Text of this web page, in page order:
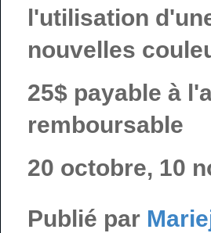
l'utilisation
nouvelles
25$ payable à
remboursable
20 octobre, 10
Publié par